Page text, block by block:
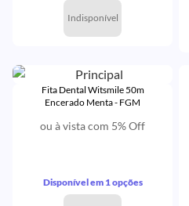
Indisponível
Fita Dental Witsmile 50m
Encerado Menta - FGM
ou à vista com 5% Off
Disponível em 1 opções